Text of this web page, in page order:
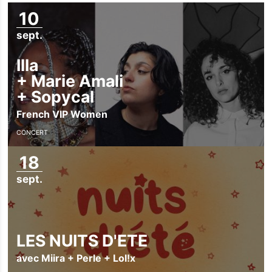
Actualités
Espace pro
Privatisation
Nos Partenaires
10
sept.
Illa
+Marie Amali
+Sopycal
French VIP Women
CONCERT
18
sept.
LES NUITS D'ETE
avec Miira + Perle + Lol!x